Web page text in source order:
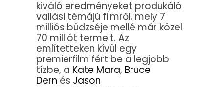
kiváló eredményeket produkáló
vallási témájú filmről, mely 7
milliós büdzséje mellé már közel
70 milliót termelt. Az
említetteken kívül egy
premierfilm fért be a legjobb
tízbe, a Kate Mara, Bruce
Dern és Jason